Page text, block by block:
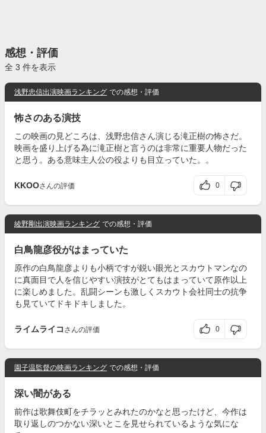
感想・評価
全 3 件を表示
浅野忠信出演映画ランキング での感想・評価
怖さのある演技
この映画の見どころは、浅野忠信さん演じる滝正樹の怖さだ。
映画を盛り上げる為に滝正樹と言うのは非常に重要人物だった
と思う。ある意味主人公の役よりも目立っていた。。
KKOOさんの評価 0
綾野剛出演映画ランキング での感想・評価
白鳥龍彦役がはまっていた
原作の白鳥龍彦よりも小柄ですが鋭い眼光とスカウトマンなの
に真面目で人を信じやすい演技がとてもはまっていて原作以上
に楽しめました。乱闘シーンも激しくスカウト会社同士の抗争
も見ていてドキドキしました。
ライムライコ さんの評価 0
園子温監督の映画ランキング での感想・評価
深い闇がある
前作は歌舞伎町をチラッとみれたのかなと思ったけど、今作は
取り返しのつかない深いとこを見せられているような気にな